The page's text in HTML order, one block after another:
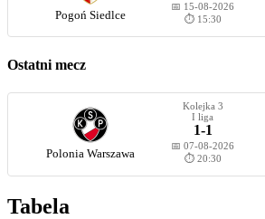
Pogoń Siedlce
📅 15-08-2026
⏱️ 15:30
Ostatni mecz
Polonia Warszawa
Kolejka 3
I liga
1-1
📅 07-08-2026
⏱️ 20:30
Tabela